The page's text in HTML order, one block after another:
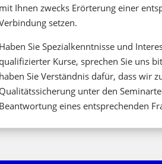
mit Ihnen zwecks Erörterung einer
setzen.
Haben Sie Spezialkenntnisse und
qualifizierter Kurse, sprechen Sie uns
haben Sie Verständnis dafür, dass wir
Qualitätssicherung unter den
Beantwortung eines entsprechenden